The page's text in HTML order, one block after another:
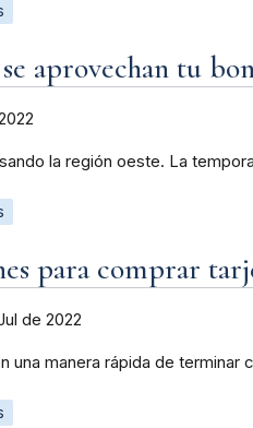
aprovechan tu
la región oeste. La
para comprar
de 2022
una manera rápida de